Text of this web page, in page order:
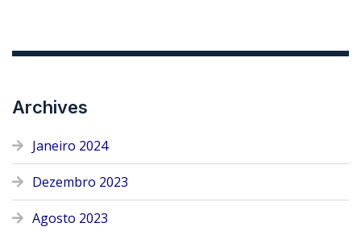
Archives
Janeiro 2024
Dezembro 2023
Agosto 2023